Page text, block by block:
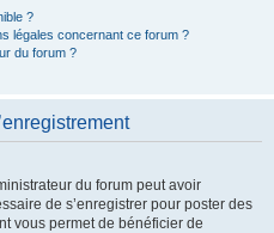
?
légales concernant ce forum ?
du forum ?
du forum peut avoir
de s’enregistrer pour poster des
vous permet de bénéficier de